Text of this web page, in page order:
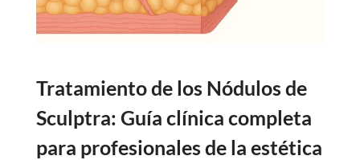
Tratamiento de los Nódulos de
Sculptra: Guía clínica completa
para profesionales de la estética